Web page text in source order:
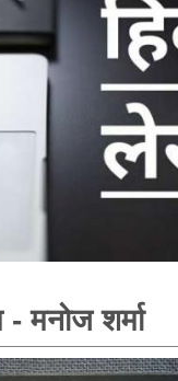
मनोज शर्मा